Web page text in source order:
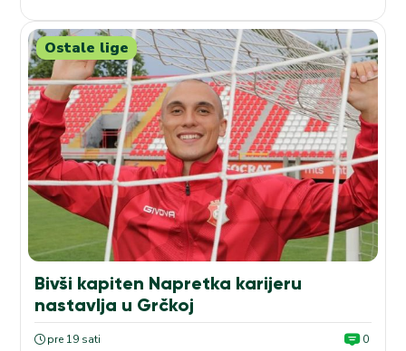
Ostale lige
Bivši kapiten Napretka karijeru
nastavlja u Grčkoj
pre 19 sati 0